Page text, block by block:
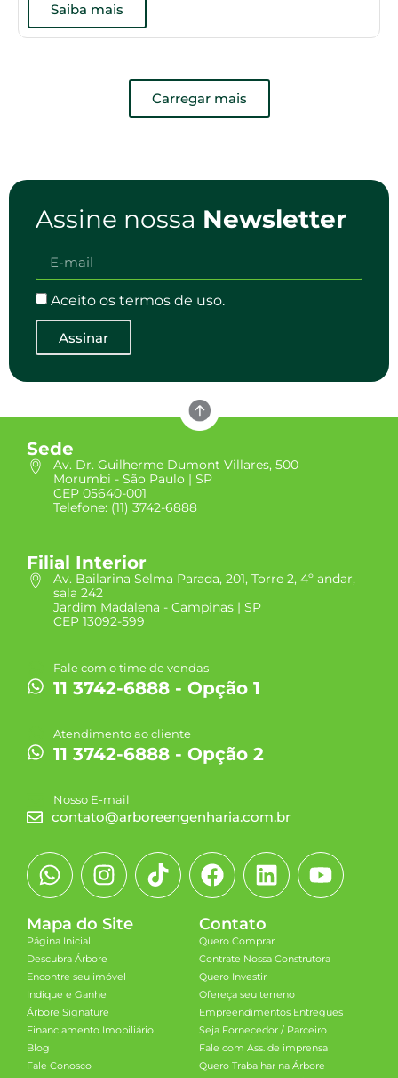
Saiba mais
Carregar mais
Assine nossa Newsletter
Aceito os termos de uso.
Assinar
Sede
Av. Dr. Guilherme Dumont Villares, 500
Morumbi - São Paulo | SP
CEP 05640-001
Telefone: (11) 3742-6888
Filial Interior
Av. Bailarina Selma Parada, 201, Torre 2, 4º andar,
sala 242
Jardim Madalena - Campinas | SP
CEP 13092-599
Fale com o time de vendas
11 3742-6888 - Opção 1
Atendimento ao cliente
11 3742-6888 - Opção 2
Nosso E-mail
contato@arboreengenharia.com.br
Mapa do Site
Página Inicial
Descubra Árbore
Encontre seu imóvel
Indique e Ganhe
Árbore Signature
Financiamento Imobiliário
Blog
Fale Conosco
Contato
Quero Comprar
Contrate Nossa Construtora
Quero Investir
Ofereça seu terreno
Empreendimentos Entregues
Seja Fornecedor / Parceiro
Fale com Ass. de imprensa
Quero Trabalhar na Árbore